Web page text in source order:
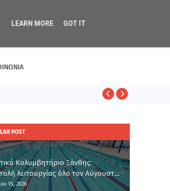
POST
Κολυμβητήριο Ξάνθης:
λειτουργίας όλο τον Αύγουστο
συντήρηση
15, 2026
LEARN MORE GOT IT